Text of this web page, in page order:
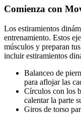
Comienza con
Los estiramientos
entrenamiento. Estos
músculos y preparan
incluir estiramientos
Balanceo de
para aflojar las
Círculos con los
calentar la parte
Giros de torso